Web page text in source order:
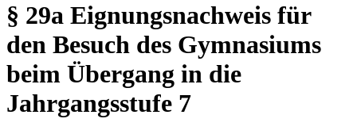
§ 29a Eignungsnachweis für
den Besuch des Gymnasiums
beim Übergang in die
Jahrgangsstufe 7